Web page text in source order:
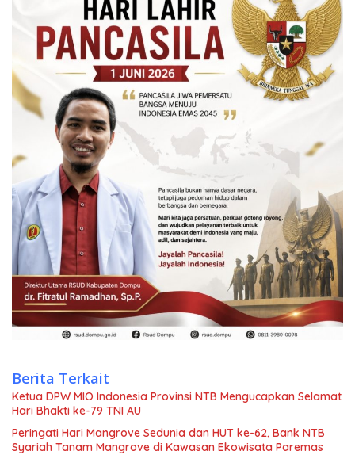
Berita Terkait
Ketua DPW MIO Indonesia Provinsi NTB Mengucapkan Selamat
Hari Bhakti ke-79 TNI AU
Peringati Hari Mangrove Sedunia dan HUT ke-62, Bank NTB
Syariah Tanam Mangrove di Kawasan Ekowisata Paremas